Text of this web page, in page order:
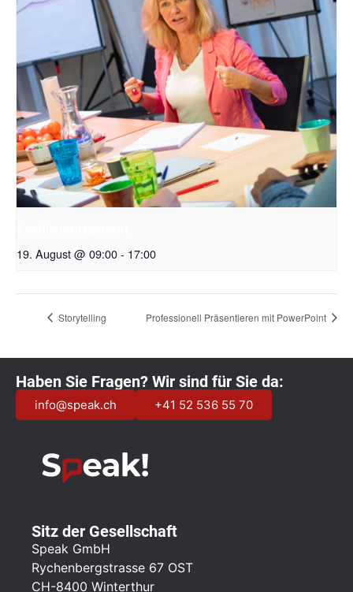
19. August @ 09:00- 17:00
Storytelling Professionell Präsentieren mit PowerPoint
Haben Sie Fragen? Wir sind für Sie da:
info@speak.ch +41 52 536 55 70
Sitz der Gesellschaft
Speak GmbH
Rychenbergstrasse 67 OST
CH-8400 Winterthur